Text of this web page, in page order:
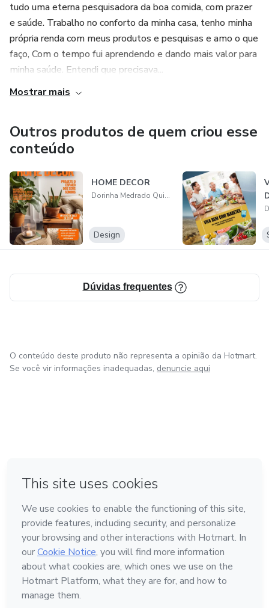
tudo uma eterna pesquisadora da boa comida, com prazer
e saúde. Trabalho no conforto da minha casa, tenho minha
própria renda com meus produtos e pesquisas e amo o que
faço, Com o tempo fui aprendendo e dando mais valor para
minha saúde. Entendi que precisava...
Mostrar mais
Outros produtos de quem criou esse
conteúdo
HOME DECOR
Dorinha Medrado Quintino
Design
Dúvidas frequentes
O conteúdo deste produto não representa a opinião da Hotmart.
Se você vir informações inadequadas, denuncie aqui
Feito com ❤ na Cidade do México
Conheça a Hotmart
Idioma
Português